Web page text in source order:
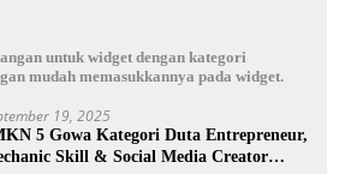
untuk widget dengan kategori
mudah memasukkannya pada widget.
19, 2025
5 Gowa Kategori Duta Entrepreneur,
Skill & Social Media Creator